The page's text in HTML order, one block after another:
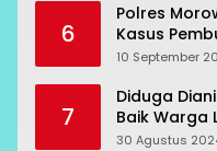
6
Polres
Kasus
Topogaro
10 September
7
Diduga
Baik Warga
Oknum Polisi
30 Agustus